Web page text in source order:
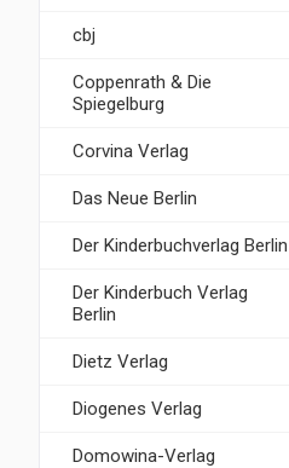
cbj
Coppenrath & Die
Spiegelburg
Corvina Verlag
Das Neue Berlin
Der Kinderbuchverlag Berlin
Der Kinderbuch Verlag
Berlin
Dietz Verlag
Diogenes Verlag
Domowina-Verlag